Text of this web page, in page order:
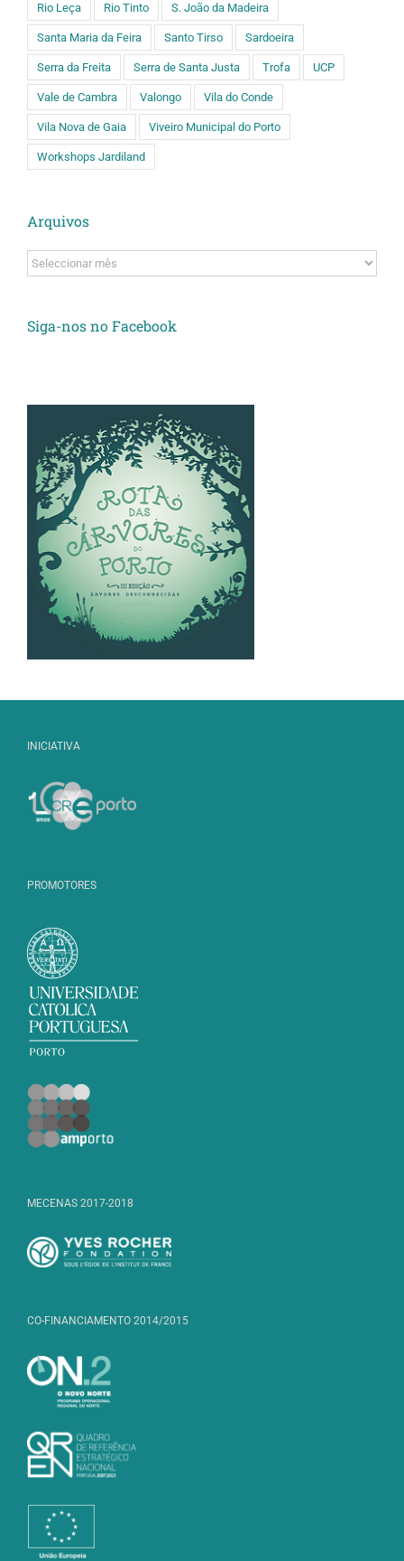
Rio Leça Rio Tinto S. João da Madeira
Santa Maria da Feira Santo Tirso Sardoeira
Serra da Freita Serra de Santa Justa Trofa UCP
Vale de Cambra Valongo Vila do Conde
Vila Nova de Gaia Viveiro Municipal do Porto
Workshops Jardiland
Arquivos
Arquivos
Siga-nos no Facebook
INICIATIVA
PROMOTORES
MECENAS 2017-2018
CO-FINANCIAMENTO 2014/2015